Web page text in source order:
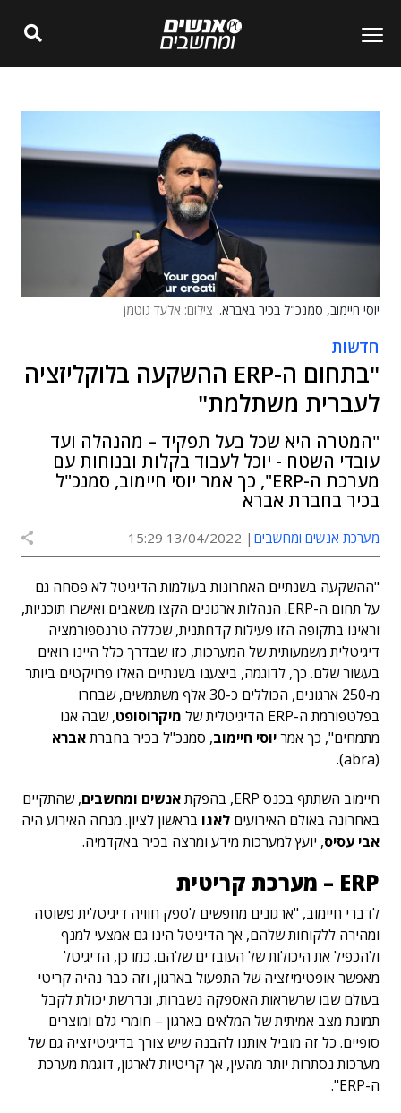
יוסי חיימוב, סמנכ"ל בכיר באברא. צילום: אלעד גוטמן
חדשות
"בתחום ה-ERP ההשקעה בלוקליזציה
לעברית משתלמת"
"המטרה היא שכל בעל תפקיד – מהנהלה ועד
עובדי השטח - יוכל לעבוד בקלות ובנוחות עם
מערכת ה-ERP", כך אמר יוסי חיימוב, סמנכ"ל
בכיר בחברת אברא
מערכת אנשים ומחשבים 13/04/2022 15:29
"ההשקעה בשנתיים האחרונות בעולמות הדיגיטל לא פסחה גם
על תחום ה-ERP. הנהלות ארגונים הקצו משאבים ואישרו תוכניות,
וראינו בתקופה הזו פעילות קדחתנית, שכללה טרנספורמציה
דיגיטלית משמעותית של המערכות, כזו שבדרך כלל היינו רואים
בעשור שלם. כך, לדוגמה, ביצענו בשנתיים האלו פרויקטים ביותר
מ-250 ארגונים, הכוללים כ-30 אלף משתמשים, שבחרו
בפלטפורמת ה-ERP הדיגיטלית של
מיקרוסופט, שבה אנו
מתמחים", כך אמריוסי חיימוב, סמנכ"ל בכיר בחברתאברא
(abra).
חיימוב השתתף בכנס ERP, בהפקת
אנשים ומחשבים, שהתקיים
באחרונה באולם האירועים לאגו בראשון לציון. מנחה האירוע היה
אבי עסיס, יועץ למערכות מידע ומרצה בכיר באקדמיה.
ERP – מערכת קריטית
לדברי חיימוב, "ארגונים מחפשים לספק חוויה דיגיטלית פשוטה
ומהירה ללקוחות שלהם, אך הדיגיטל הינו גם אמצעי למנף
ולהכפיל את היכולות של העובדים שלהם. כמו כן, הדיגיטל
מאפשר אופטימיזציה של התפעול בארגון, וזה כבר נהיה קריטי
בעולם שבו שרשראות האספקה נשברות, ונדרשת יכולת לקבל
תמונת מצב אמיתית של המלאים בארגון – חומרי גלם ומוצרים
סופיים. כל זה מוביל אותנו להבנה שיש צורך בדיגיטיזציה גם של
מערכות נסתרות יותר מהעין, אך קריטיות לארגון, דוגמת מערכת
ה-ERP".